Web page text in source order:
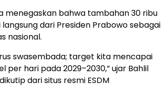
menegaskan bahwa tambahan 30 ribu
dari Presiden Prabowo sebagai
nasional.
swasembada; target kita mencapai
per hari pada 2029–2030,” ujar Bahlil
dari situs resmi ESDM